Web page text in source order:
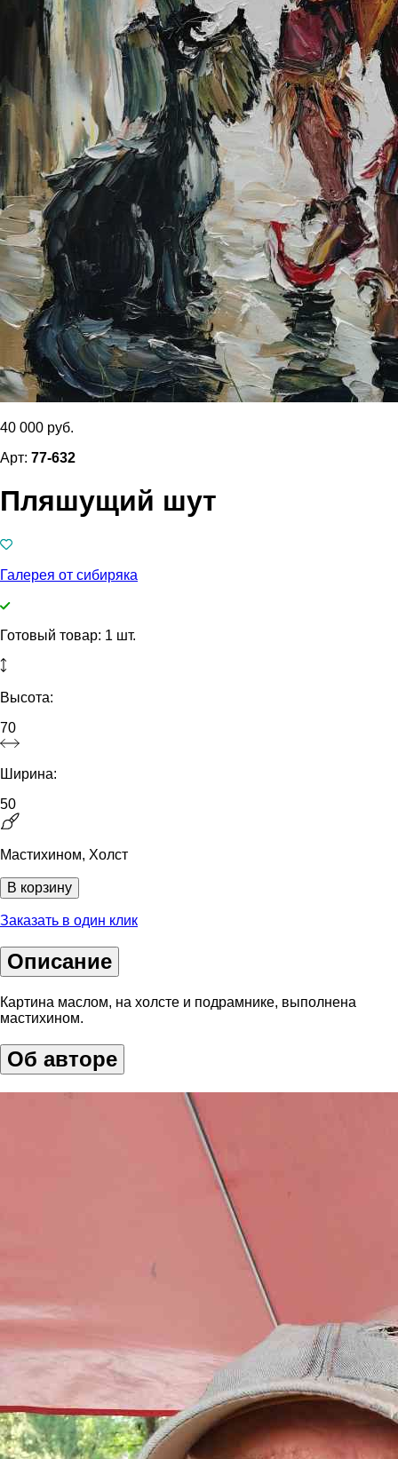
40 000 руб.
Арт: 77-632
Пляшущий шут
Галерея от сибиряка
Готовый товар: 1 шт.
Высота:
70
Ширина:
50
Мастихином, Холст
В корзину
Заказать в один клик
Описание
Картина маслом, на холсте и подрамнике, выполнена
мастихином.
Об авторе